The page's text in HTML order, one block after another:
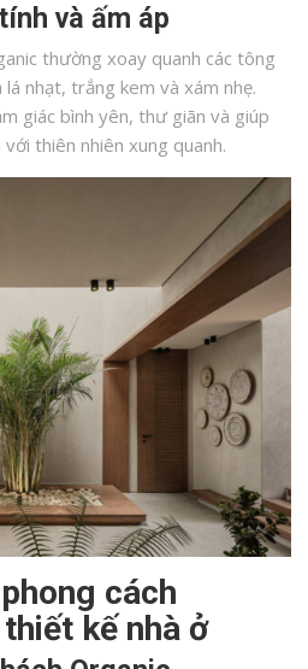
và ấm áp
thường xoay quanh các tông
nhạt, trắng kem và xám nhẹ.
giác bình yên, thư giãn và giúp
thiên nhiên xung quanh.
cách
kế nhà ở